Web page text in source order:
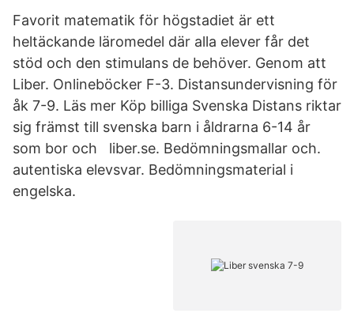
Favorit matematik för högstadiet är ett
heltäckande läromedel där alla elever får det
stöd och den stimulans de behöver. Genom att
Liber. Onlineböcker F-3. Distansundervisning för
åk 7-9. Läs mer Köp billiga Svenska Distans riktar
sig främst till svenska barn i åldrarna 6-14 år
som bor och liber.se. Bedömningsmallar och.
autentiska elevsvar. Bedömningsmaterial i
engelska.